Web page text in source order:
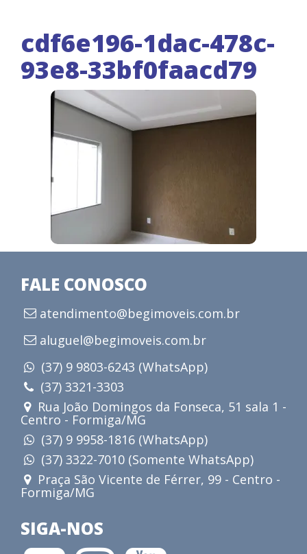
cdf6e196-1dac-478c-
93e8-33bf0faacd79
FALE CONOSCO
atendimento@begimoveis.com.br
aluguel@begimoveis.com.br
(37) 9 9803-6243 (WhatsApp)
(37) 3321-3303
Rua João Domingos da Fonseca, 51 sala 1 -
Centro - Formiga/MG
(37) 9 9958-1816 (WhatsApp)
(37) 3322-7010 (Somente WhatsApp)
Praça São Vicente de Férrer, 99 - Centro -
Formiga/MG
SIGA-NOS